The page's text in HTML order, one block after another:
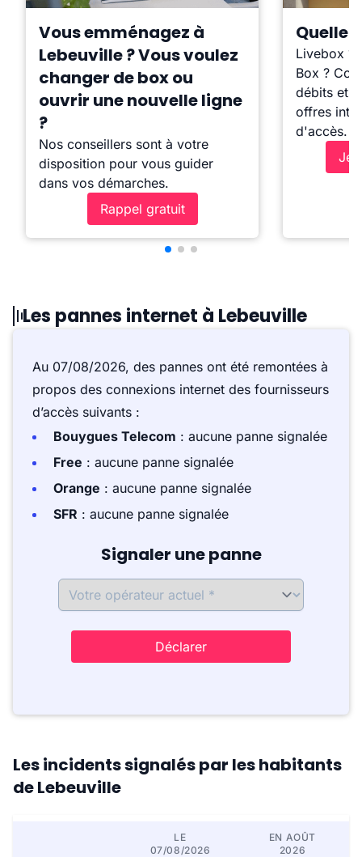
Vous emménagez à
Lebeuville ? Vous voulez
changer de box ou
ouvrir une nouvelle ligne
?
Nos conseillers sont à votre
disposition pour vous guider
dans vos démarches.
Rappel gratuit
Quelle
Livebox ?
Box ?
débits et
offres
d'accès.
Je
Les pannes internet à Lebeuville
Au 07/08/2026, des pannes ont été remontées à
propos des connexions internet des fournisseurs
d’accès suivants :
Bouygues Telecom : aucune panne signalée
Free : aucune panne signalée
Orange : aucune panne signalée
SFR : aucune panne signalée
Signaler une panne
Déclarer
Les incidents signalés par les habitants
de Lebeuville
LE
07/08/2026
EN AOÛT
2026